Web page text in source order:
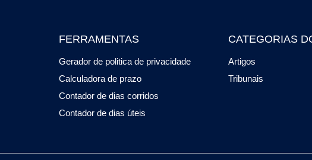
FERRAMENTAS
Gerador de politica de privacidade
Calculadora de prazo
Contador de dias corridos
Contador de dias úteis
CATEGORIAS
Artigos
Tribunais